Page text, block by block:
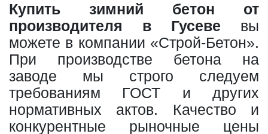
Купить зимний бетон от
производителя в Гусеве вы
можете в компании «Строй-Бетон».
При производстве бетона на
заводе мы строго следуем
требованиям ГОСТ и других
нормативных актов. Качество и
конкурентные рыночные цены